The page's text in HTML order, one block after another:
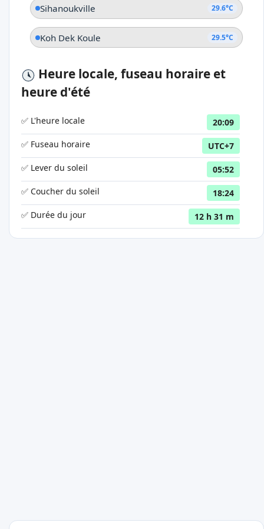
Sihanoukville 29.6°C
Koh Dek Koule 29.5°C
Heure locale, fuseau horaire et
heure d'été
✅ L'heure locale
20:09
✅ Fuseau horaire
UTC+7
✅ Lever du soleil
05:52
✅ Coucher du soleil
18:24
✅ Durée du jour
12 h 31 m